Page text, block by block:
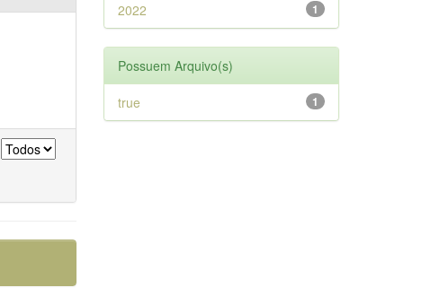
1
2022
Possuem Arquivo(s)
1
true